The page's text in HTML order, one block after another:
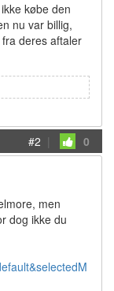
købe den
nu var billig,
deres aftaler
#2 | 0
men
dog ikke du